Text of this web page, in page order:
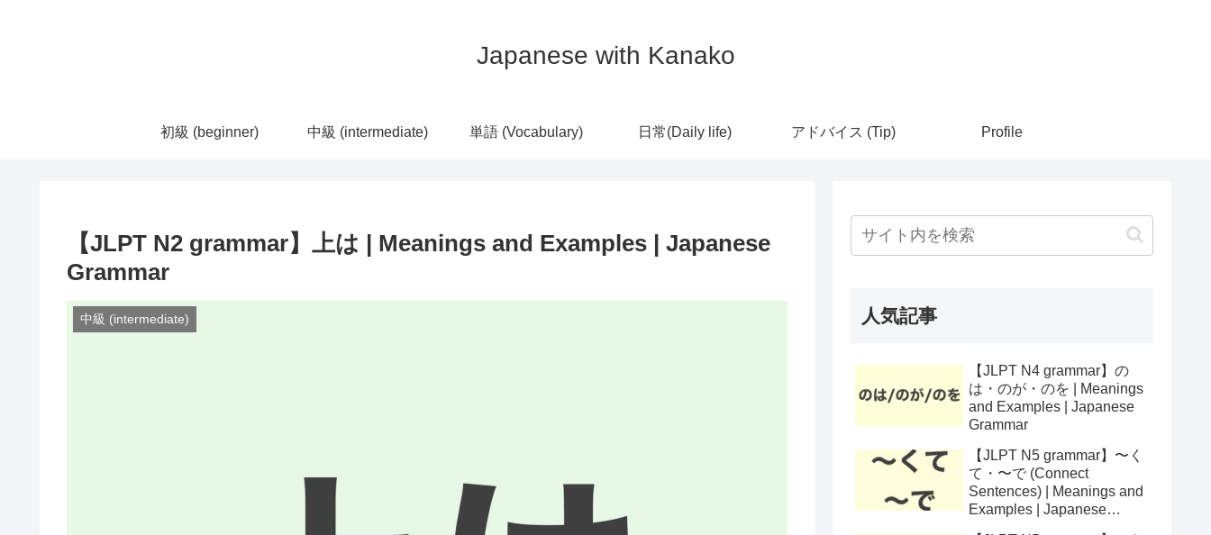
Japanese with Kanako
初級 (beginner) 中級 (intermediate) 単語 (Vocabulary) 日常(Daily life) アドバイス (Tip) Profile
【JLPT N2 grammar】上は | Meanings and Examples | Japanese
Grammar
中級 (intermediate) 人気記事
【JLPT N4 grammar】の
は・のが・のを | Meanings
and Examples | Japanese
Grammar
【JLPT N5 grammar】〜く
て・〜で (Connect
Sentences) | Meanings and
Examples | Japanese